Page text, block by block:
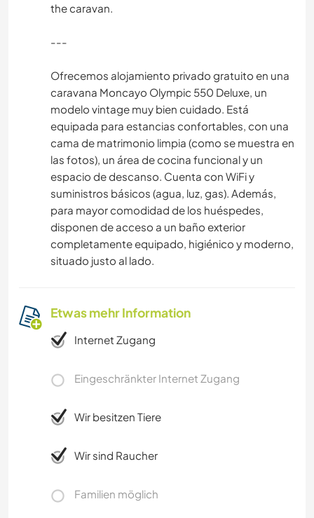
the caravan.
---
​Ofrecemos alojamiento privado gratuito en una
caravana Moncayo Olympic 550 Deluxe, un
modelo vintage muy bien cuidado. Está
equipada para estancias confortables, con una
cama de matrimonio limpia (como se muestra en
las fotos), un área de cocina funcional y un
espacio de descanso. Cuenta con WiFi y
suministros básicos (agua, luz, gas). Además,
para mayor comodidad de los huéspedes,
disponen de acceso a un baño exterior
completamente equipado, higiénico y moderno,
situado justo al lado.
Etwas mehr Information
Internet Zugang
Eingeschränkter Internet Zugang
Wir besitzen Tiere
Wir sind Raucher
Familien möglich